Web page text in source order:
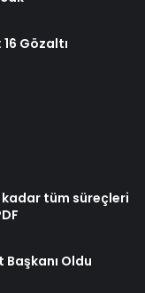
16 Gözaltı
kadar tüm süreçleri
Başkanı Oldu